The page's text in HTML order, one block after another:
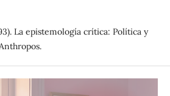
La epistemología crítica: Política y